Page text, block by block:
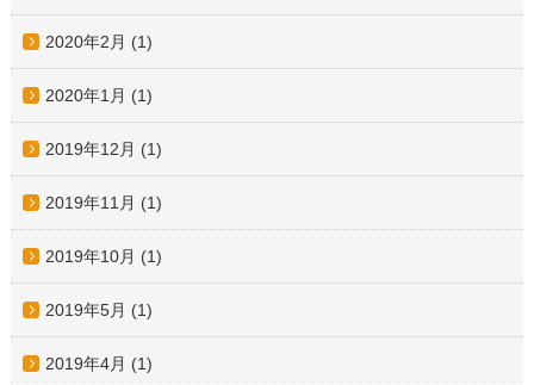
2020年2月 (1)
2020年1月 (1)
2019年12月 (1)
2019年11月 (1)
2019年10月 (1)
2019年5月 (1)
2019年4月 (1)